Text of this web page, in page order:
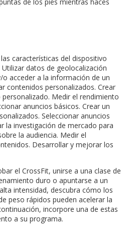
características del dispositivo
datos de geolocalización
o acceder a la información de un
contenidos personalizados. Crear
Medir el rendimiento
anuncios básicos. Crear un
Seleccionar anuncios
la investigación de mercado para
la audiencia. Medir el
Desarrollar y mejorar los
el CrossFit, unirse a una clase de
duro o apuntarse a un
intensidad, descubra cómo los
peso rápidos pueden acelerar la
incorpore una de estas
a su programa.